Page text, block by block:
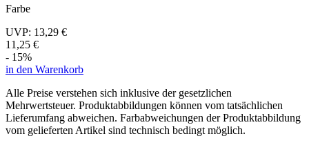
Farbe
UVP: 13,29 €
11,25 €
- 15%
in den Warenkorb
Alle Preise verstehen sich inklusive der gesetzlichen
Mehrwertsteuer. Produktabbildungen können vom tatsächlichen
Lieferumfang abweichen. Farbabweichungen der Produktabbildung
vom gelieferten Artikel sind technisch bedingt möglich.